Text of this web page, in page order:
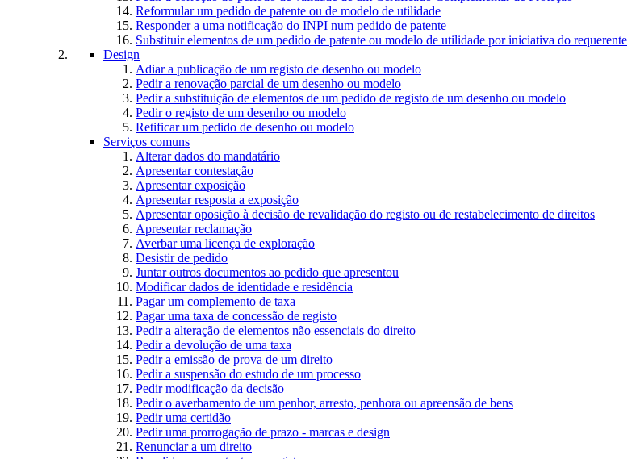
Reformular um pedido de patente ou de modelo de utilidade
Responder a uma notificação do INPI num pedido de patente
Substituir elementos de um pedido de patente ou modelo de utilidade por iniciativa do requerente
Design
Adiar a publicação de um registo de desenho ou modelo
Pedir a renovação parcial de um desenho ou modelo
Pedir a substituição de elementos de um pedido de registo de um desenho ou modelo
Pedir o registo de um desenho ou modelo
Retificar um pedido de desenho ou modelo
Serviços comuns
Alterar dados do mandatário
Apresentar contestação
Apresentar exposição
Apresentar resposta a exposição
Apresentar oposição à decisão de revalidação do registo ou de restabelecimento de direitos
Apresentar reclamação
Averbar uma licença de exploração
Desistir de pedido
Juntar outros documentos ao pedido que apresentou
Modificar dados de identidade e residência
Pagar um complemento de taxa
Pagar uma taxa de concessão de registo
Pedir a alteração de elementos não essenciais do direito
Pedir a devolução de uma taxa
Pedir a emissão de prova de um direito
Pedir a suspensão do estudo de um processo
Pedir modificação da decisão
Pedir o averbamento de um penhor, arresto, penhora ou apreensão de bens
Pedir uma certidão
Pedir uma prorrogação de prazo - marcas e design
Renunciar a um direito